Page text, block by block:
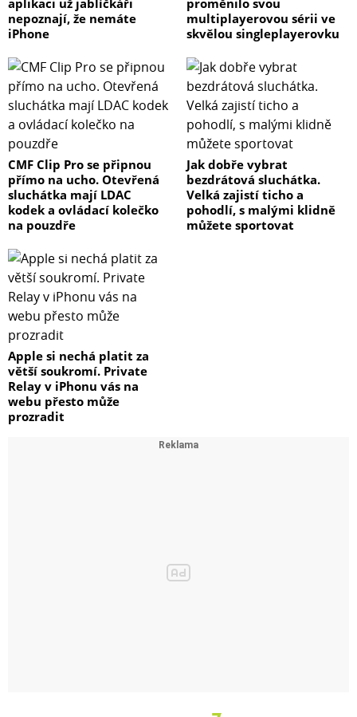
aplikaci už jablíčkáři
nepoznají, že nemáte
iPhone
proměnilo svou
multiplayerovou sérii ve
skvělou singleplayerovku
CMF Clip Pro se připnou
přímo na ucho. Otevřená
sluchátka mají LDAC
kodek a ovládací kolečko
na pouzdře
Jak dobře vybrat
bezdrátová sluchátka.
Velká zajistí ticho a
pohodlí, s malými klidně
můžete sportovat
Apple si nechá platit za
větší soukromí. Private
Relay v iPhonu vás na
webu přesto může
prozradit